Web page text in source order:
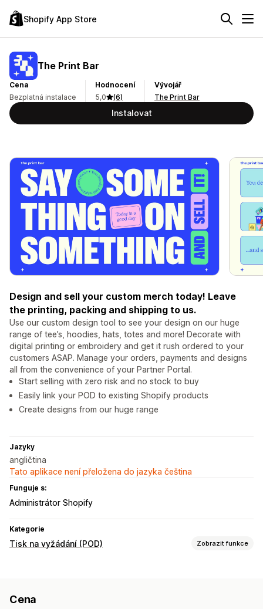
Shopify App Store
The Print Bar
Cena
Bezplatná instalace
Hodnocení
5,0
(6)
Vývojář
The Print Bar
Instalovat
Design and sell your custom merch today! Leave
the printing, packing and shipping to us.
Use our custom design tool to see your design on our huge
range of tee’s, hoodies, hats, totes and more! Decorate with
digital printing or embroidery and get it rush ordered to your
customers ASAP. Manage your orders, payments and designs
all from the convenience of your Partner Portal.
Start selling with zero risk and no stock to buy
Easily link your POD to existing Shopify products
Create designs from our huge range
Jazyky
angličtina
Tato aplikace není přeložena do jazyka čeština
Funguje s:
Administrátor Shopify
Kategorie
Tisk na vyžádání (POD) Zobrazit funkce
Cena